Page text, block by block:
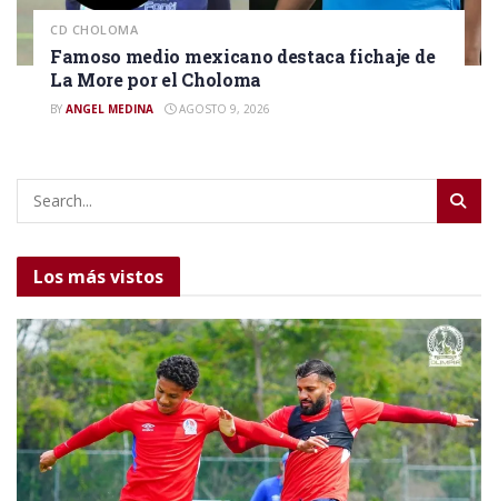
CD CHOLOMA
Famoso medio mexicano destaca fichaje de
La More por el Choloma
BY ANGEL MEDINA AGOSTO 9, 2026
Los más vistos